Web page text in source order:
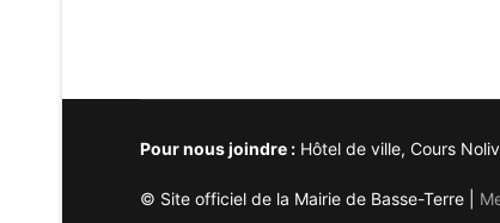
Pour nous joindre : Hôtel de ville, Cours
© Site officiel de la Mairie de Basse-Terre |